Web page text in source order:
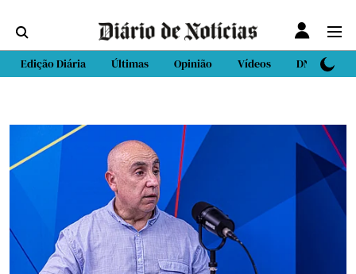
Edição Diária Últimas Opinião Vídeos DN Sport